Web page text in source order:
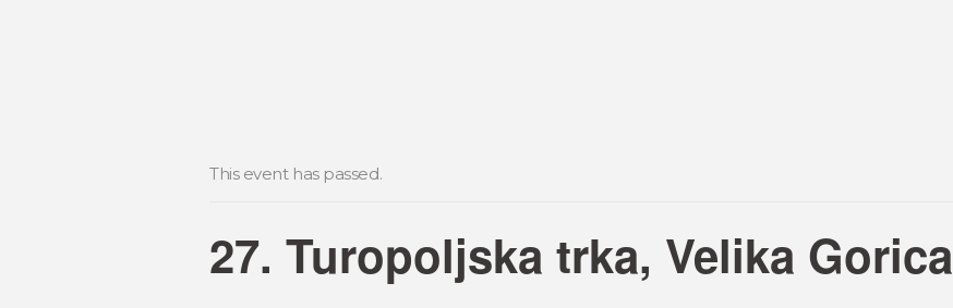
This event has passed.
27. Turopoljska trka, Velika Gorica